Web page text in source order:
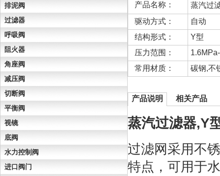
排泥阀
过滤器
呼吸阀
阻火器
角座阀
减压阀
切断阀
平衡阀
视镜
底阀
水力控制阀
进口阀门
产品名称：
蒸汽过
驱动方式：
自动
结构形式：
Y型
压力范围：
常用材质：
碳钢,不
产品说明 相关产品
蒸汽过滤器,Y
过滤网采用不
特点，可用于